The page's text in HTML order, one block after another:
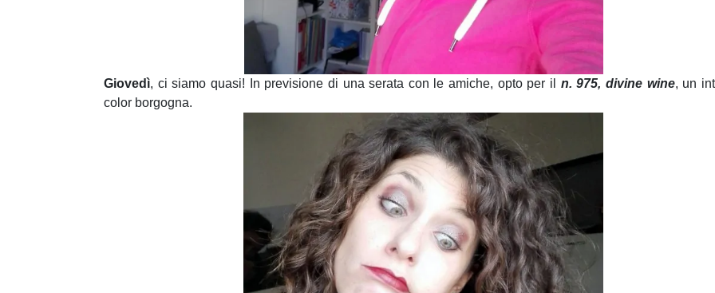
Giovedì, ci siamo quasi! In previsione di una serata con le amiche, opto per il n. 975, divine wine, un
color borgogna.